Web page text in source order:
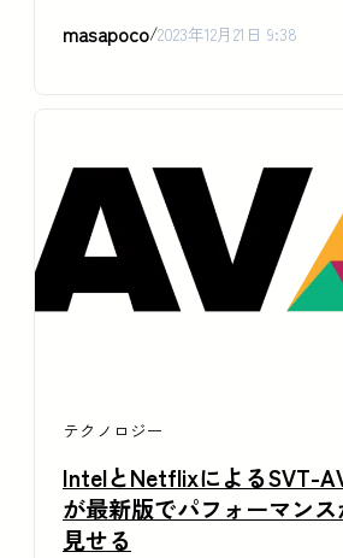
masapoco/2023年12月21日 9:38
テクノロジー
IntelとNetflixによるSVT-
が最新版でパフォーマン
見せる